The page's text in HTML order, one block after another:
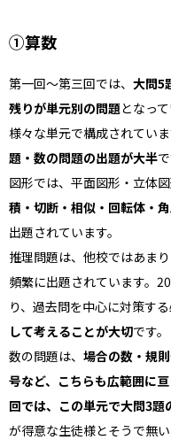
①算数
第一回〜第三回では、 大問5
残りが単元別の問題となっ
様々な単元で構成されてい
題・数の問題の出題が大半
図形では、平面図形・立体
積・切断・相似・回転体・
出題されています。
推理問題は、他校ではあま
頻繁に出題されています。
り、過去問を中心に対策する
して考えることが大切です。
数の問題は、 場合の数・規
号など、こちらも広範囲に
回では、この単元で大問3題
が得意な生徒様とそうで無